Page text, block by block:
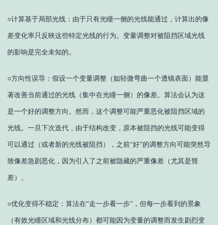
○计算基于局部光线：由于只有光瞳一侧的光线能通过，计算出的像
差变化率只反映这些特定光线的行为。变量调整对被阻挡区域光线
的影响是完全未知的。
○方向性误导：假设一个变量调整（如轻微弯曲一个透镜表面）能显
著改善当前通过的光线（集中在光瞳一侧）的像差。算法会认为这
是一个好的调整方向。然而，这个调整可能严重恶化被阻挡区域的
光线。一旦下次迭代，由于结构改变，原本被阻挡的光线可能变得
可以通过（或者新的光线被阻挡），之前“好”的调整方向可能突然导
致像差急剧恶化，因为引入了之前被隐藏的严重像差（尤其是彗
差）。
○优化变得不稳定：算法在“走一步看一步”，但每一步看到的景象
（有效光瞳区域和光线分布）都可能因为变量的调整而发生剧烈变